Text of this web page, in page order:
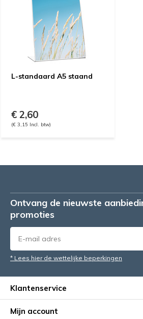
L-standaard A5 staand
€ 2,60
(€ 3,15 Incl. btw)
Ontvang de nieuwste
promoties
* Lees hier de wettelijke beperkingen
Klantenservice
Mijn account